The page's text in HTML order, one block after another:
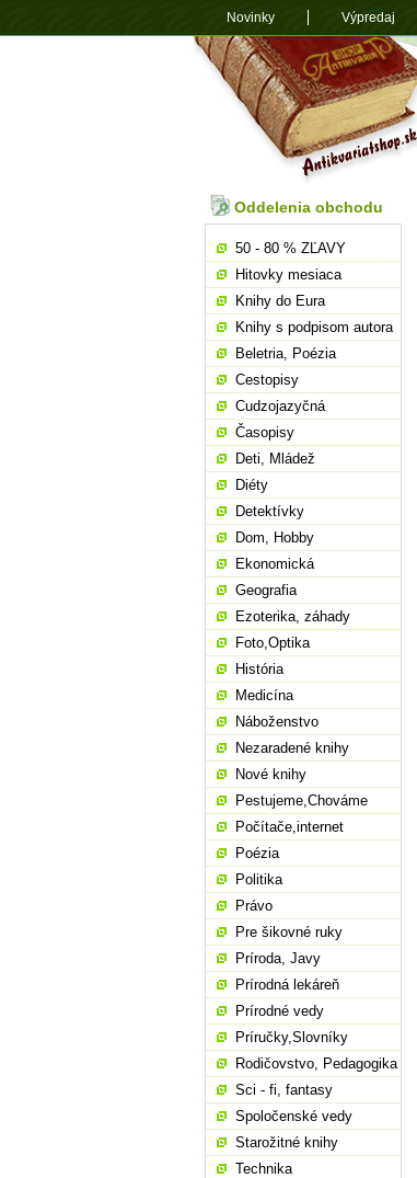
Oddelenia obchodu
50 - 80 % ZĽAVY
Hitovky mesiaca
Knihy do Eura
Knihy s podpisom autora
Beletria, Poézia
Cestopisy
Cudzojazyčná
Časopisy
Deti, Mládež
Diéty
Detektívky
Dom, Hobby
Ekonomická
Geografia
Ezoterika, záhady
Foto,Optika
História
Medicína
Náboženstvo
Nezaradené knihy
Nové knihy
Pestujeme,Chováme
Počítače,internet
Poézia
Politika
Právo
Pre šikovné ruky
Príroda, Javy
Prírodná lekáreň
Prírodné vedy
Príručky,Slovníky
Rodičovstvo, Pedagogika
Sci - fi, fantasy
Spoločenské vedy
Starožitné knihy
Technika
Novinky Výpredaj